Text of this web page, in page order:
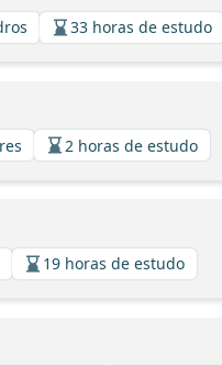
33 horas de estudo
2 horas de estudo
19 horas de estudo